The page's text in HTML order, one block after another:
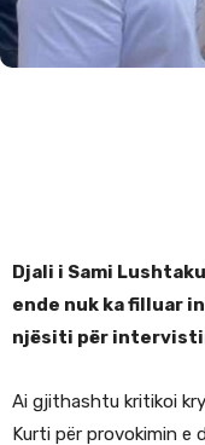
Djali i Sami
ende nuk ka filluar
njësiti për
Ai gjithashtu kritikoi
Kurti për provokimin e